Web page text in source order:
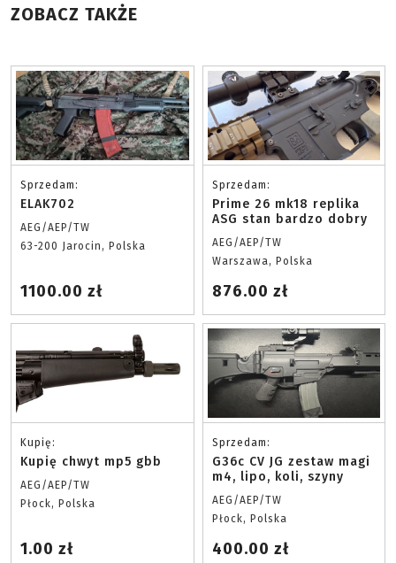
ZOBACZ TAKŻE
Sprzedam:
ELAK702
AEG/AEP/TW
63-200 Jarocin, Polska
1100.00 zł
Sprzedam:
Prime 26 mk18 replika
ASG stan bardzo dobry
AEG/AEP/TW
Warszawa, Polska
876.00 zł
Kupię:
Kupię chwyt mp5 gbb
AEG/AEP/TW
Płock, Polska
1.00 zł
Sprzedam:
G36c CV JG zestaw magi
m4, lipo, koli, szyny
AEG/AEP/TW
Płock, Polska
400.00 zł